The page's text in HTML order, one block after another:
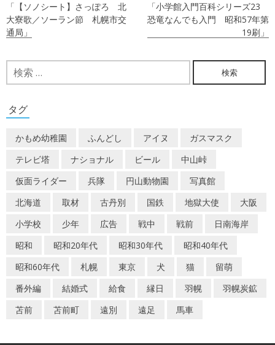
稿
ナ
ビ
ゲ
ー
ン
「【ソノシート】さっぽろ 北
大寮歌／ソーラン節 札幌市交
通局」
「小学館入門百科シリーズ23
恐竜なんでも入門 昭和57年第
19刷」
検
索:
タグ
かもめ幼稚園 ふんどし アイヌ
ガスマスク
テレビ塔
ナショナル ビール
中山峠
仮面ライダー
兵隊 円山動物園
写真館
北海道
取材 古丹別 国鉄 地獄大使
大阪
小学校
少年 広告 戦中 戦前
日南海岸
昭和
昭和20年代 昭和30年代
昭和40年代
昭和60年代
札幌 東京 犬 猫
留萌
番外編
結婚式 給食 縁日 羽幌
羽幌炭鉱
苫前
苫前町 遠別 遠足 馬車